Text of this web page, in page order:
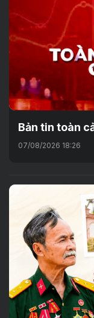
Bản tin toàn
07/08/2026 18:26